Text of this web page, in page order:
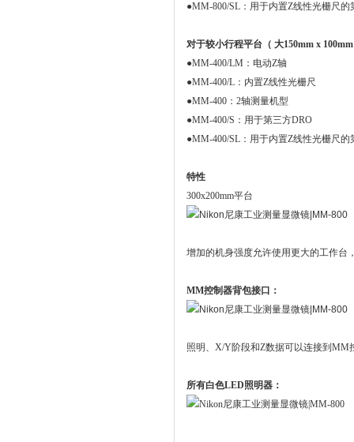
●MM-800/SL：用于内置Z线性光栅尺的
对于较小行程平台（ 大150mm x
●MM-400/LM：电动Z轴
●MM-400/L：内置Z线性光栅尺
●MM-400：2轴测量机型
●MM-400/S：用于第三方DRO
●MM-400/SL：用于内置Z线性光栅尺的
特性
300x200mm平台
增加的机身强度允许使用更大的工作台
MM控制器背包接口：
照明、X/Y阶段和Z数据可以连接到MM
所有白色LED照明器：